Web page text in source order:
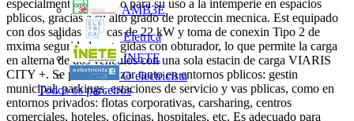
AMB3E
Eletrica
INETE
O electricista
Todos os parceiros
especialmente adecuado para su uso a la intemperie en espacios
pblicos, gracias a su alto grado de proteccin mecnica. Est equipado
con dos salidas trifsicas de 22 kW y toma de conexin Tipo 2 de
mxima seguridad protegidas con obturador, lo que permite la carga
en alterna de dos vehculos con una sola estacin de carga VIARIS
CITY +. Se puede utilizar tanto en entornos pblicos: gestin
municipal, parkings, estaciones de servicio y vas pblicas, como en
entornos privados: flotas corporativas, carsharing, centros
comerciales, hoteles, oficinas, hospitales, etc. Es adecuado para